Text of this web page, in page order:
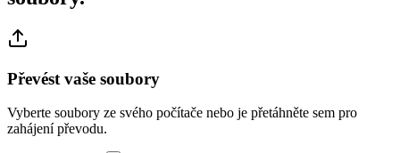
Převést vaše soubory
Vyberte soubory ze svého počítače nebo je přetáhněte sem pro
zahájení převodu.